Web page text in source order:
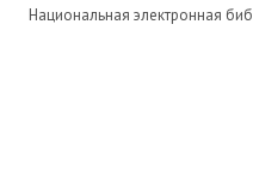
Национальная электронная